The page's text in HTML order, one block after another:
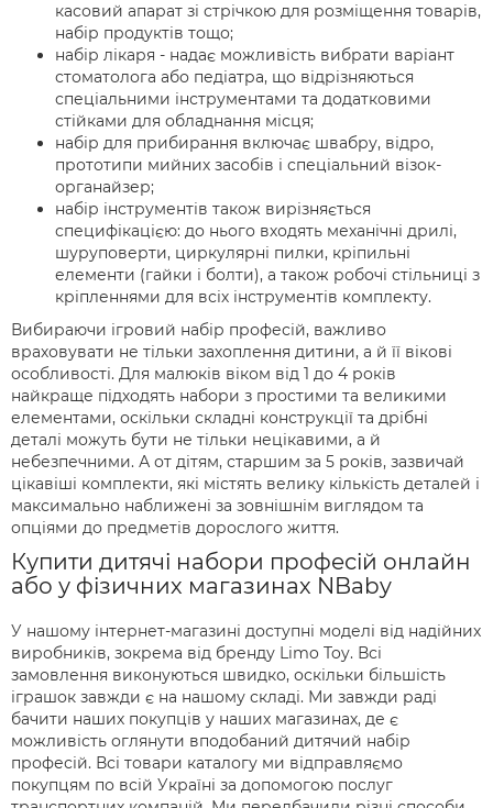
касовий апарат зі стрічкою для розміщення товарів,
набір продуктів тощо;
набір лікаря - надає можливість вибрати варіант
стоматолога або педіатра, що відрізняються
спеціальними інструментами та додатковими
стійками для обладнання місця;
набір для прибирання включає швабру, відро,
прототипи мийних засобів і спеціальний візок-
органайзер;
набір інструментів також вирізняється
специфікацією: до нього входять механічні дрилі,
шуруповерти, циркулярні пилки, кріпильні
елементи (гайки і болти), а також робочі стільниці з
кріпленнями для всіх інструментів комплекту.
Вибираючи ігровий набір професій, важливо
враховувати не тільки захоплення дитини, а й її вікові
особливості. Для малюків віком від 1 до 4 років
найкраще підходять набори з простими та великими
елементами, оскільки складні конструкції та дрібні
деталі можуть бути не тільки нецікавими, а й
небезпечними. А от дітям, старшим за 5 років, зазвичай
цікавіші комплекти, які містять велику кількість деталей і
максимально наближені за зовнішнім виглядом та
опціями до предметів дорослого життя.
Купити дитячі набори професій онлайн
або у фізичних магазинах NBaby
У нашому інтернет-магазині доступні моделі від надійних
виробників, зокрема від бренду Limo Toy. Всі
замовлення виконуються швидко, оскільки більшість
іграшок завжди є на нашому складі. Ми завжди раді
бачити наших покупців у наших магазинах, де є
можливість оглянути вподобаний дитячий набір
професій. Всі товари каталогу ми відправляємо
покупцям по всій Україні за допомогою послуг